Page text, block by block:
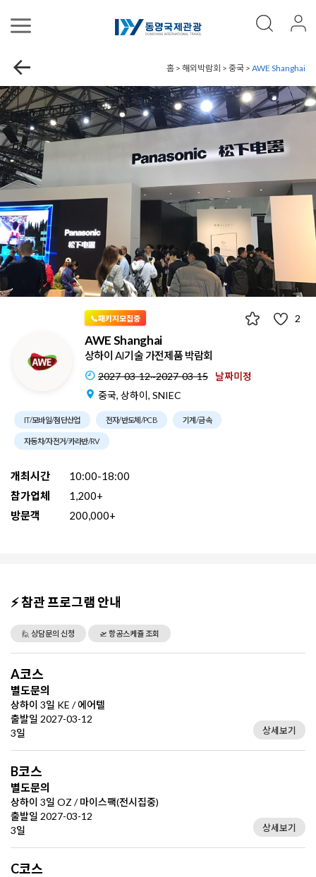
홈 > 해외박람회 > 중국 > AWE Shanghai
📞패키지모집중 2
AWE Shanghai
상하이 AI기술 가전제품 박람회
2027-03-12~2027-03-15
날짜미정
중국, 상하이, SNIEC
IT/모바일/첨단산업 전자/반도체/PCB 기계/금속
자동차/자전거/카라반/RV
개최시간
10:00-18:00
참가업체
1,200+
방문객
200,000+
⚡ 참관 프로그램 안내
🙋 상담문의 신청 🛫 항공스케쥴 조회
A코스
별도문의
상하이 3일 KE / 에어텔
출발일 2027-03-12
3일
상세보기
B코스
별도문의
상하이 3일 OZ / 마이스팩(전시집중)
출발일 2027-03-12
3일
상세보기
C코스